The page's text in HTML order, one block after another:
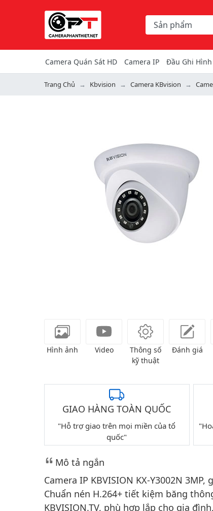
Chọn danh mục
Từ khóa hoặc mã
Camera Quán Sát HD Camera IP Đầu Ghi Hình
Trang Chủ Kbvision Camera KBvision
Hình ảnh Video
Thông số
kỹ thuật
Đánh giá
GIAO HÀNG TOÀN QUỐC
"Hỗ trợ giao trên mọi miền của tổ
quốc"
Mô tả ngắn
Camera IP KBVISION KX-Y3002N
Chuẩn nén H.264+ tiết kiệm băng
KBVISION.TV, phù hợp lắp cho gia